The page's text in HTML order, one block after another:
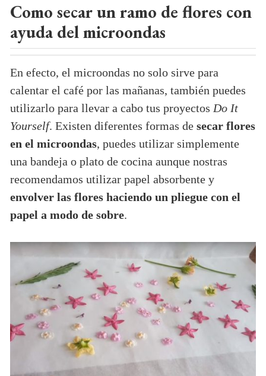
Como secar un ramo de flores con
ayuda del microondas
En efecto, el microondas no solo sirve para
calentar el café por las mañanas, también puedes
utilizarlo para llevar a cabo tus proyectos Do It
Yourself. Existen diferentes formas de secar flores
en el microondas, puedes utilizar simplemente
una bandeja o plato de cocina aunque nostras
recomendamos utilizar papel absorbente y
envolver las flores haciendo un pliegue con el
papel a modo de sobre.